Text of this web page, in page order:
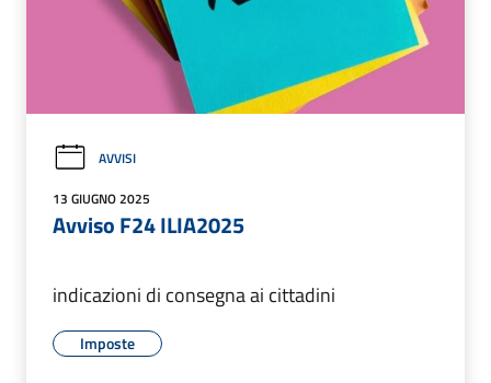
AVVISI
13 GIUGNO 2025
Avviso F24 ILIA2025
indicazioni di consegna ai cittadini
Imposte